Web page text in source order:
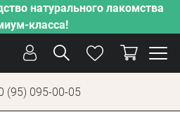
натурального лакомства
класса!
(95) 095-00-05